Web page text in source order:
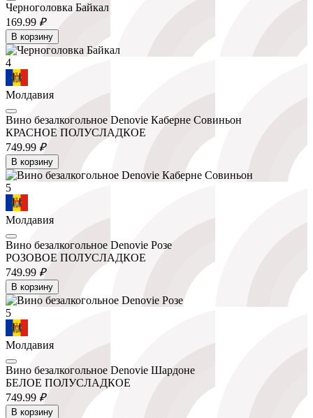
Черноголовка Байкал
169.99 ₽
В корзину
4
Молдавия
Вино безалкогольное Denovie Каберне Совиньон
КРАСНОЕ ПОЛУСЛАДКОЕ
749.99 ₽
В корзину
5
Молдавия
Вино безалкогольное Denovie Розе
РОЗОВОЕ ПОЛУСЛАДКОЕ
749.99 ₽
В корзину
5
Молдавия
Вино безалкогольное Denovie Шардоне
БЕЛОЕ ПОЛУСЛАДКОЕ
749.99 ₽
В корзину